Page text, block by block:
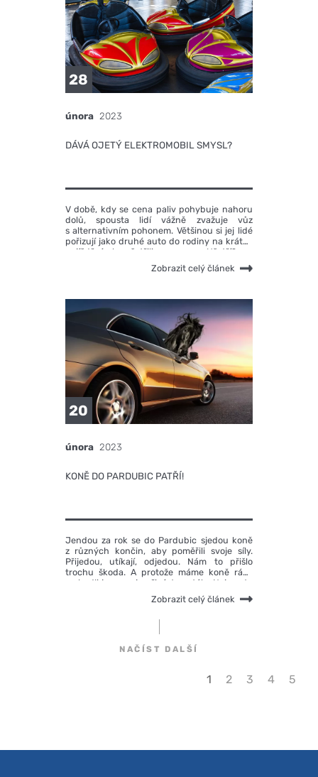
28
února 2023
DÁVÁ OJETÝ ELEKTROMOBIL SMYSL?
V době, kdy se cena paliv pohybuje nahoru
dolů, spousta lidí vážně zvažuje vůz
s alternativním pohonem. Většinou si jej lidé
pořizují jako druhé auto do rodiny na krátké
pojíždění, aby ušetřili na provozu. Ušetří?
Zobrazit celý článek
20
února 2023
KONĚ DO PARDUBIC PATŘÍ!
Jendou za rok se do Pardubic sjedou koně
z různých končin, aby poměřili svoje síly.
Přijedou, utíkají, odjedou. Nám to přišlo
trochu škoda. A protože máme koně rádi,
rozhodli jsme se je přivézt nastálo. Nejsou to
sice koně závodní, ale bezpečně Vás odvezou
kam potřebujete. Koně zkrátka do Pardubic
Zobrazit celý článek
NAČÍST DALŠÍ
1 2 3 4 5